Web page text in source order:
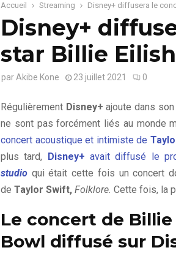
Accueil Streaming Disney+ diffusera le
Disney+
star Billie Eilish
parAkibe Kone 23 juillet 2021 0
Régulièrement Disney+ajoute dans
ne sont pas forcément liés au monde
concert acoustique et intimiste de
plus tard,
Disney+avait diffusé le
studio qui était cette fois un concert
de Taylor Swift, Folklore. Cette fois, la
Le concert de
Bowl diffusé sur